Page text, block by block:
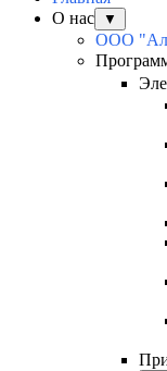
О нас
▼
ООО